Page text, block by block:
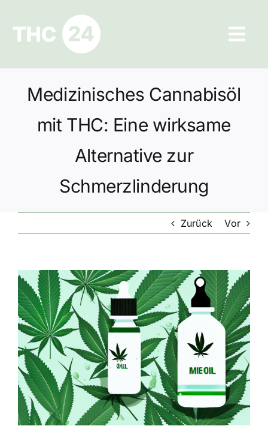
springen
Ratgeber
Impressum
Medizinisches Cannabisöl
mit THC: Eine wirksame
Alternative zur
Schmerzlinderung
Zurück Vor
Zeige
grösseres
Bild